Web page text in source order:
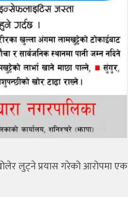
लुट्ने प्रयास गरेको आरोपमा एक